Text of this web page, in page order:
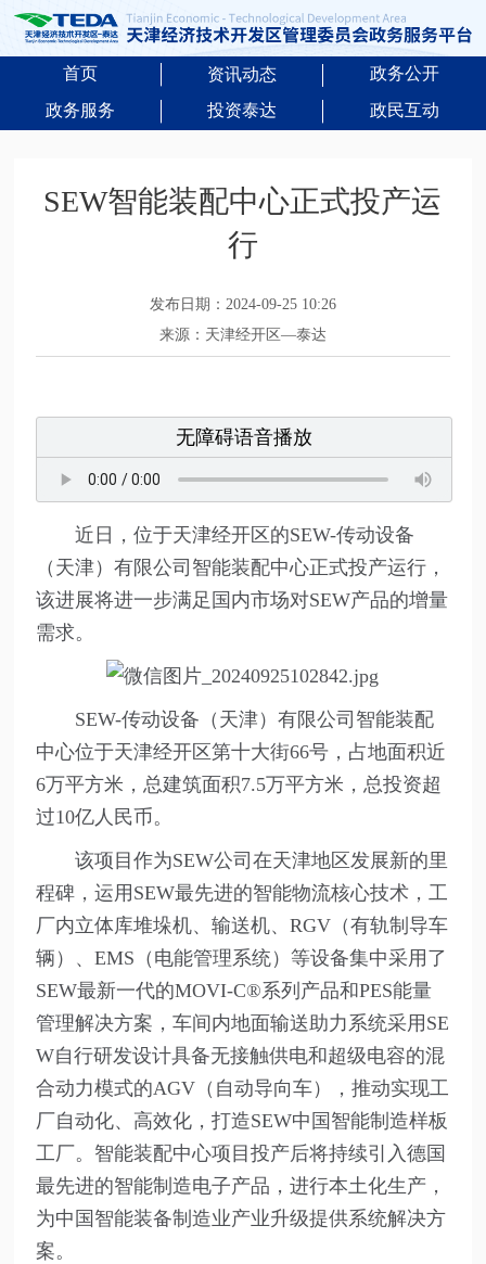
首页 资讯动态
政务公开
政务服务
投资泰达 政民互动
SEW智能装配中心正式投产运
行
发布日期：2024-09-25 10:26
来源：天津经开区—泰达
无障碍语音播放
近日，位于天津经开区的SEW-传动设备
（天津）有限公司智能装配中心正式投产运行，
该进展将进一步满足国内市场对SEW产品的增量
需求。
SEW-传动设备（天津）有限公司智能装配
中心位于天津经开区第十大街66号，占地面积近
6万平方米，总建筑面积7.5万平方米，总投资超
过10亿人民币。
该项目作为SEW公司在天津地区发展新的里
程碑，运用SEW最先进的智能物流核心技术，工
厂内立体库堆垛机、输送机、RGV（有轨制导车
辆）、EMS（电能管理系统）等设备集中采用了
SEW最新一代的MOVI-C®系列产品和PES能量
管理解决方案，车间内地面输送助力系统采用SE
W自行研发设计具备无接触供电和超级电容的混
合动力模式的AGV（自动导向车），推动实现工
厂自动化、高效化，打造SEW中国智能制造样板
工厂。智能装配中心项目投产后将持续引入德国
最先进的智能制造电子产品，进行本土化生产，
为中国智能装备制造业产业升级提供系统解决方
案。